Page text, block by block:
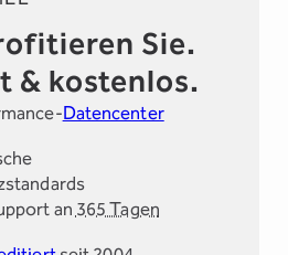
Sie.
& kostenlos.
Datencenter
an 365 Tagen